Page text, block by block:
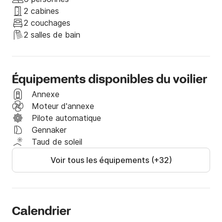
Le voilier vous est privatiser.
Sur plusieurs jours nous ne prenons qu'un couple.
Autres détails par messagerie sur le  site avant
réservation.
patrouille de France. Je vous propose un mouillage
devant les plages du Mourillon avec une vue
imprenable sur la manifestation. 6 Invités maximum.
Tarification sur demande.
Idem pour le feu d'artifice du soir.
2 cabines
2 couchages
2 salles de bain
Équipements disponibles du voilier
Annexe
Moteur d'annexe
Pilote automatique
Gennaker
Taud de soleil
Voir tous les équipements (+32)
Calendrier